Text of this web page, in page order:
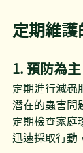
定期維護
1. 預防為主
定期進行滅蟲
潛在的蟲害問
定期檢查家庭
迅速採取行動